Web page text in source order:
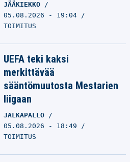
JÄÄKIEKKO
05.08.2026 - 19:04
TOIMITUS
UEFA teki kaksi
merkittävää
sääntömuutosta Mestarien
liigaan
JALKAPALLO
05.08.2026 - 18:49
TOIMITUS